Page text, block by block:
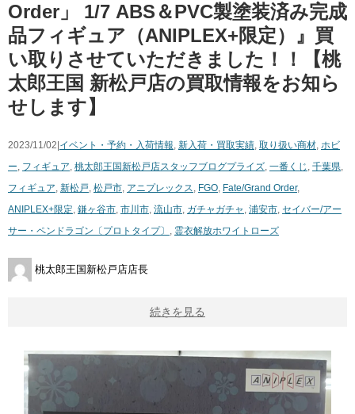
Order」 ​1/7 ​ABS＆PVC製塗装済み完成
品フィギュア（​ANIPLEX+限定）』買
い取りさせていただきました！！【桃
太郎王国 新松戸店の買取情報をお知ら
せします】
2023/11/02| イベント・予約・入荷情報, 新入荷・買取実績, 取り扱い商材, ホビ
ー, フィギュア, 桃太郎王国新松戸店スタッフブログプライズ, 一番くじ , 千葉県,
フィギュア, 新松戸, 松戸市, アニプレックス, FGO, Fate/Grand ​Order,
ANIPLEX+限定, 鎌ヶ谷市, 市川市, 流山市, ガチャガチャ , 浦安市, セイバー/アー
サー・ペンドラゴン〔プロトタイプ〕 , 霊衣解放ホワイトローズ
桃太郎王国新松戸店店長
続きを見る